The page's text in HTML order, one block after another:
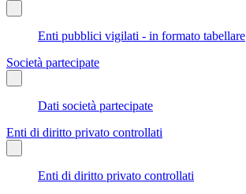
Enti pubblici vigilati - in formato tabellare
Società partecipate
Dati società partecipate
Enti di diritto privato controllati
Enti di diritto privato controllati